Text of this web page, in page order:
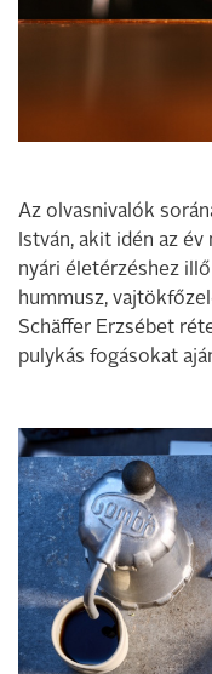
Az olvasnivalók
István, akit idén az
nyári életérzéshez
hummusz,
Schäffer Erzsébet
pulykás fogásokat